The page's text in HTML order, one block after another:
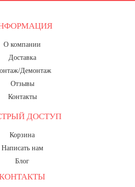
О компании
Доставка
Демонтаж
Отзывы
Контакты
ДОСТУП
Корзина
Написать нам
Блог